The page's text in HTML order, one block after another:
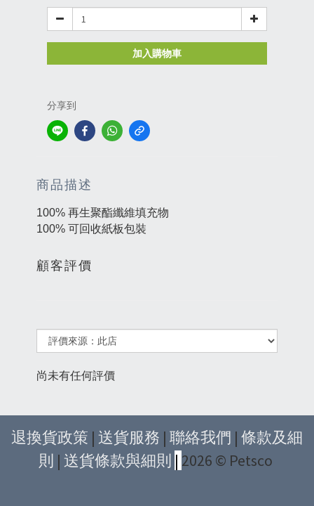
加入購物車
分享到
商品描述
100% 再生聚酯纖維填充物
100% 可回收紙板包裝
顧客評價
尚未有任何評價
退換貨政策 | 送貨服務 | 聯絡我們 | 條款及細
則 | 送貨條款與細則 | 2026 © Petsco